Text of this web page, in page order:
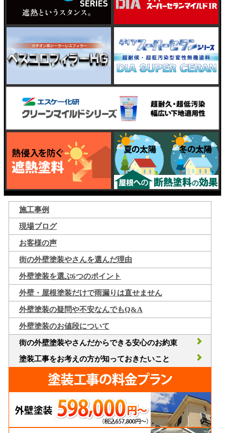
施工事例
現場ブログ
お客様の声
街の外壁塗装やさんを選んだ理由
外壁塗装を選ぶ6つのポイント
外壁・屋根塗装だけで雨漏りは直せません
外壁塗装の疑問や不安なんでもQ&A
外壁塗装のお値段について
街の外壁塗装やさんだからできる安心のお約束
塗装工事をお考えの方が知っておきたいこと